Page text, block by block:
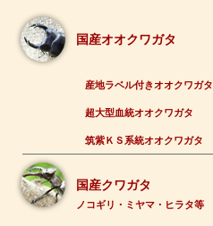
国産オオクワガタ
産地ラベル付きオオクワガタ
超大型血統オオクワガタ
筑紫ＫＳ系統オオクワガタ
国産クワガタ
ノコギリ・ミヤマ・ヒラタ等